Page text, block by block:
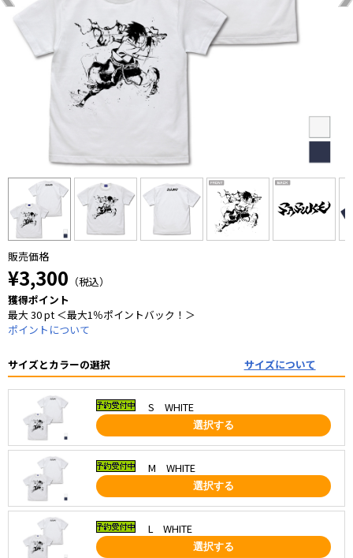
販売価格
¥3,300 （税込）
獲得ポイント
最大 30 pt ＜最大1％ポイントバック！＞
ポイントについて
サイズとカラーの選択 サイズについて
S WHITE
選択する
M WHITE
選択する
L WHITE
選択する